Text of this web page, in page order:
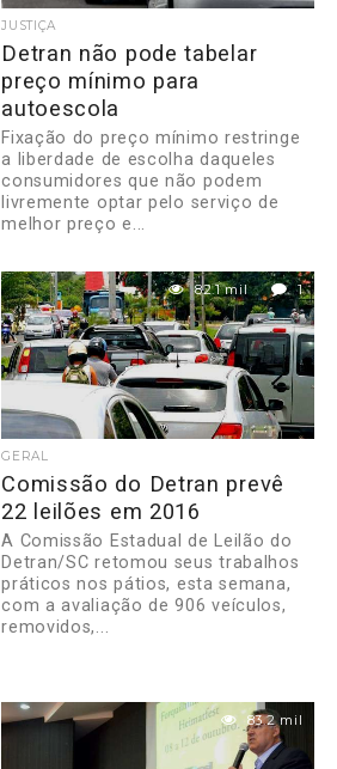
JUSTIÇA
Detran não pode tabelar
preço mínimo para
autoescola
Fixação do preço mínimo restringe
a liberdade de escolha daqueles
consumidores que não podem
livremente optar pelo serviço de
melhor preço e...
82.1 mil 1
GERAL
Comissão do Detran prevê
22 leilões em 2016
A Comissão Estadual de Leilão do
Detran/SC retomou seus trabalhos
práticos nos pátios, esta semana,
com a avaliação de 906 veículos,
removidos,...
83.2 mil